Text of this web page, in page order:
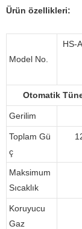
Ürün özellikleri:
Model No.
HS-
Otomatik
Gerilim
Toplam Gü
ç
Maksimum
Sıcaklık
Koruyucu
Gaz